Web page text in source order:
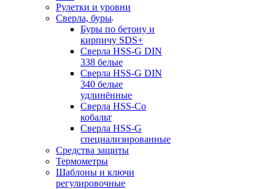
Рулетки и уровни
Сверла, буры
Буры по бетону и
кирпичу SDS+
Сверла HSS-G DIN
338 белые
Сверла HSS-G DIN
340 белые
удлинённые
Сверла HSS-Co
кобальт
Сверла HSS-G
специализированные
Средства защиты
Термометры
Шаблоны и ключи
регулировочные